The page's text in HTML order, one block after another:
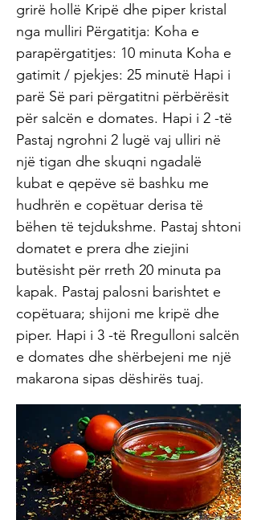
grirë hollë Kripë dhe piper kristal
nga mulliri Përgatitja: Koha e
parapërgatitjes: 10 minuta Koha e
gatimit / pjekjes: 25 minutë Hapi i
parë Së pari përgatitni përbërësit
për salcën e domates. Hapi i 2 -të
Pastaj ngrohni 2 lugë vaj ulliri në
një tigan dhe skuqni ngadalë
kubat e qepëve së bashku me
hudhrën e copëtuar derisa të
bëhen të tejdukshme. Pastaj shtoni
domatet e prera dhe ziejini
butësisht për rreth 20 minuta pa
kapak. Pastaj palosni barishtet e
copëtuara; shijoni me kripë dhe
piper. Hapi i 3 -të Rregulloni salcën
e domates dhe shërbejeni me një
makarona sipas dëshirës tuaj.